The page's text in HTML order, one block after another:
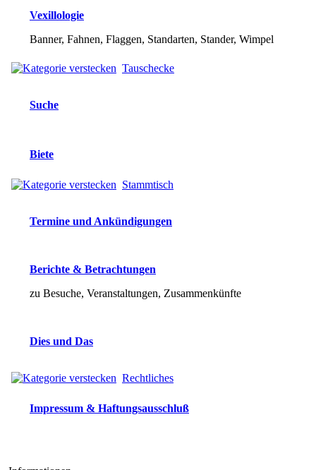
Vexillologie
Banner, Fahnen, Flaggen, Standarten, Stander, Wimpel
Tauschecke
Suche
Biete
Stammtisch
Termine und Ankündigungen
Berichte & Betrachtungen
zu Besuche, Veranstaltungen, Zusammenkünfte
Dies und Das
Rechtliches
Impressum & Haftungsausschluß